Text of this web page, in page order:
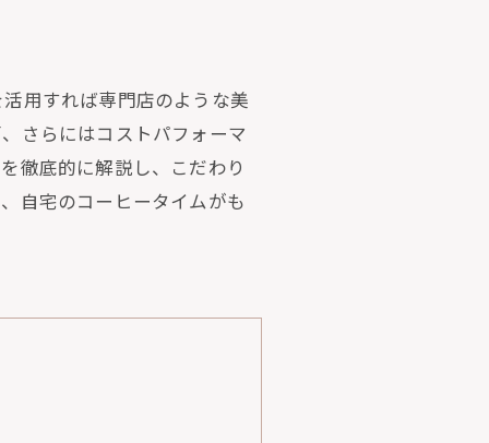
用すれば専門店のような美
さらにはコストパフォーマ
徹底的に解説し、こだわり
自宅のコーヒータイムがも